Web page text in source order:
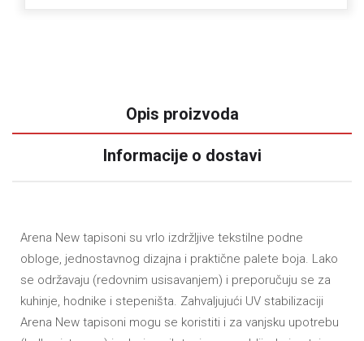
Opis proizvoda
Informacije o dostavi
Arena New tapisoni su vrlo izdržljive tekstilne podne
obloge, jednostavnog dizajna i praktične palete boja. Lako
se održavaju (redovnim usisavanjem) i preporučuju se za
kuhinje, hodnike i stepeništa. Zahvaljujući UV stabilizaciji
Arena New tapisoni mogu se koristiti i za vanjsku upotrebu